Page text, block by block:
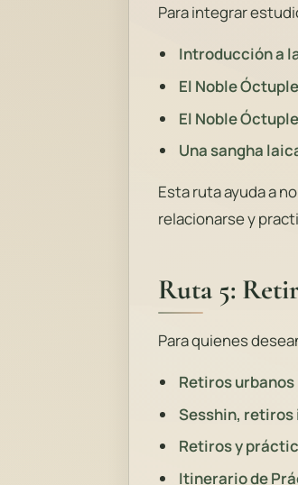
Para integrar
Introducción a
El Noble
El Noble
Una sangha
Esta ruta ayuda a
relacionarse y
Ruta 5:
Para quienes
Retiros urbanos
Sesshin,
Retiros y
Itinerario de